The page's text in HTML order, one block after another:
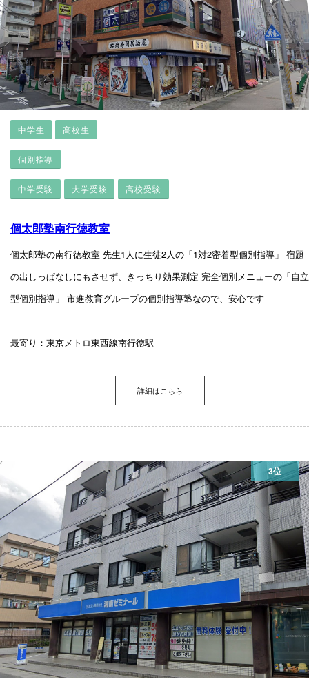
個太郎塾南行徳教室
個太郎塾の南行徳教室 先生1人に生徒2人の「1対2密着型個別指導」 宿題
の出しっぱなしにもさせず、きっちり効果測定 完全個別メニューの「自立
型個別指導」 市進教育グループの個別指導塾なので、安心です
最寄り：東京メトロ東西線南行徳駅
中学生 高校生
個別指導
中学受験 大学受験 高校受験
詳細はこちら
3位